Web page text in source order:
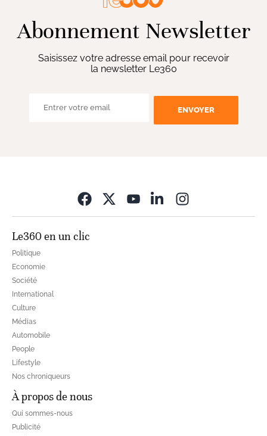
Abonnement Newsletter
Saisissez votre adresse email pour recevoir
la newsletter Le360
ENVOYER
Le360 en un clic
Politique
Economie
Société
International
Culture
Médias
Automobile
People
Lifestyle
Nos chroniqueurs
À propos de nous
Qui sommes-nous
Publicité